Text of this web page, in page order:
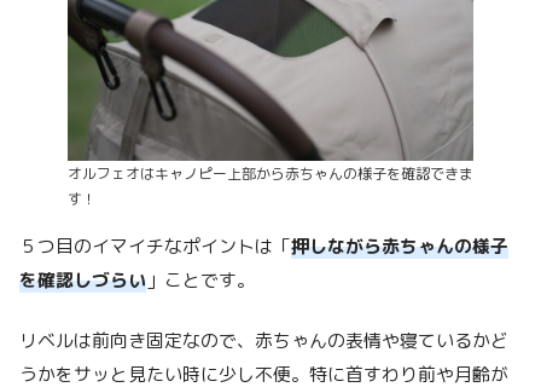
オルフェオはキャノピー上部から赤ちゃんの様子を確認できま
す！
５つ目のイマイチなポイントは「押しながら赤ちゃんの様子
を確認しづらい 」ことです。
リベルは前向き固定なので、赤ちゃんの表情や寝ているかど
うかをサッと見たい時に少し不便。特に首すわり前や月齢が